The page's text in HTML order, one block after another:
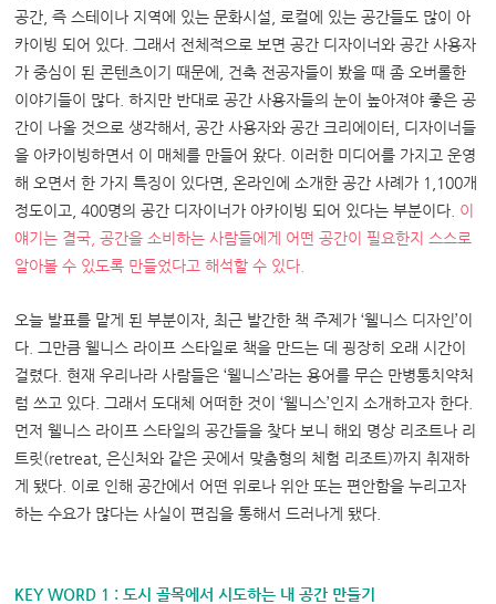
공간 ,즉 스테이나 지역에 있는 문화시설
로컬에 있는 공간들도 많이 아
카이빙 되어 있다
그래서 전체적으로 보면 공간 디자이너와 공간 사용자
가 중심이 된 콘텐츠이기 때문에
건축 전공자들이 봤을 때 좀 오버롤한
이야기들이 많다 .하지만 반대로 공간 사용자들의 눈이 높아져야 좋은 공
간이 나올 것으로 생각해서
,공간 사용자와 공간 크리에이터
디자이너들
을 아카이빙하면서 이 매체를 만들어 왔다 이러한 미디어를 가지고 운영
해 오면서 한 가지 특징이 있다면
,온라인에 소개한 공간 사례가 1,100개
정도이고
, 400명의 공간 디자이너가 아카이빙 되어 있다는 부분이다 이
얘기는 결국 ,공간을 소비하는 사람들에게 어떤 공간이 필요한지 스스로
알아볼 수 있도록 만들었다고 해석할 수 있다
오늘 발표를 맡게 된 부분이자 최근 발간한 책 주제가‘웰니스 디자인’이
다
그만큼 웰니스 라이프 스타일로 책을 만드는 데 굉장히 오래 시간이
걸렸다 현재 우리나라 사람들은‘웰니스’라는 용어를 무슨 만병통치약처
럼 쓰고 있다
그래서 도대체 어떠한 것이‘웰니스’인지 소개하고자 한다
먼저 웰니스 라이프 스타일의 공간들을 찾다 보니 해외 명상 리조트나 리
트릿(retreat,은신처와 같은 곳에서 맞춤형의 체험 리조트)까지 취재하
게 됐다 이로 인해 공간에서 어떤 위로나 위안 또는 편안함을 누리고자
하는 수요가 많다는 사실이 편집을 통해서 드러나게 됐다
KEY WORD 1 : 도시 골목에서 시도하는 내 공간 만들기